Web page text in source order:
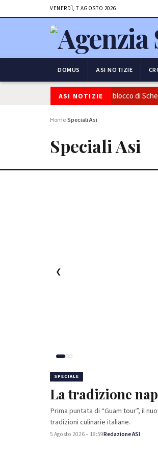
VENERDÌ, 7 AGOSTO 2026
DOMUS ASI NOTIZIE
ASI NOTIZIE
l’Italia conferma il blocco di Schengen
HomeSpeciali Asi
Speciali Asi
❮
SPECIALE
La tradizione
Prima puntata di “Guam tour”, il
tradizioni culinarie italiane.
5 Agosto 2026 – 18:59Redazione ASI
SPECIALE
Inaugurazione di
Campano
Inaugurazione di Exempla, il grand
4 Agosto 2026 – 17:24